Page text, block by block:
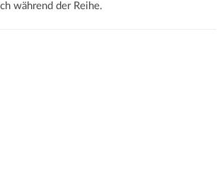
während der Reihe.